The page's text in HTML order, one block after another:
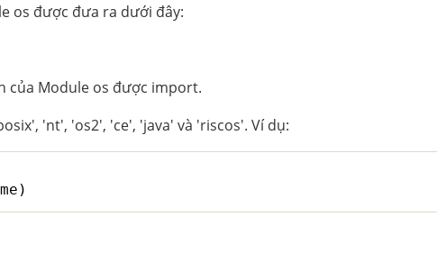
os được đưa ra dưới đây:
của Module os được import.
'nt', 'os2', 'ce', 'java' và 'riscos'. Ví dụ: